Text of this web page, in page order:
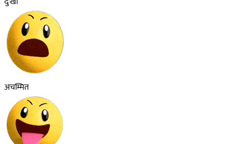
अचम्मित